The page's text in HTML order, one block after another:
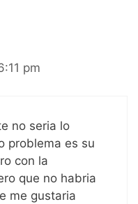
pm
no seria lo
problema es su
con la
que no habria
me gustaria